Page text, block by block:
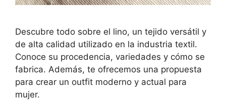
Descubre todo sobre el lino, un tejido versátil y
de alta calidad utilizado en la industria textil.
Conoce su procedencia, variedades y cómo se
fabrica. Además, te ofrecemos una propuesta
para crear un outfit moderno y actual para
mujer.